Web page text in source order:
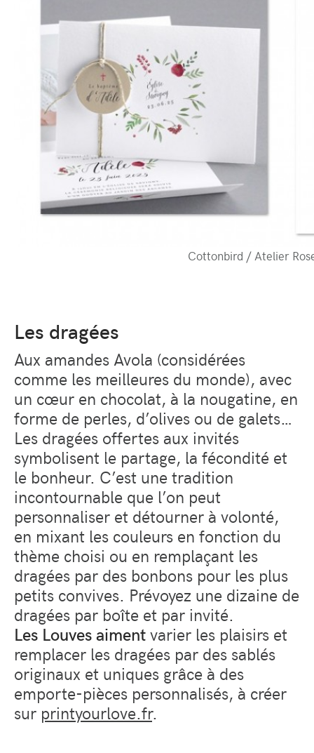
Cottonbird / Atelier
Les dragées
Aux amandes Avola (considérées
comme les meilleures du monde), avec
un cœur en chocolat, à la nougatine, en
forme de perles, d’olives ou de galets…
Les dragées offertes aux invités
symbolisent le partage, la fécondité et
le bonheur. C’est une tradition
incontournable que l’on peut
personnaliser et détourner à volonté,
en mixant les couleurs en fonction du
thème choisi ou en remplaçant les
dragées par des bonbons pour les plus
petits convives. Prévoyez une dizaine de
dragées par boîte et par invité.
Les Louves aimentvarier les plaisirs et
remplacer les dragées par des sablés
originaux et uniques grâce à des
emporte-pièces personnalisés, à créer
sur printyourlove.fr.